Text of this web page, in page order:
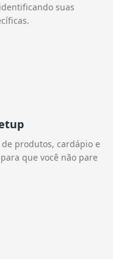
suas
produtos, cardápio e
que você não pare